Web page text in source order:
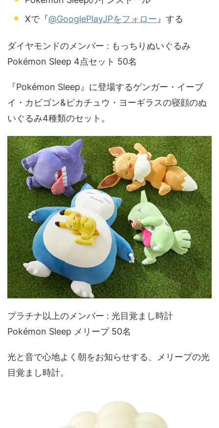
Xで『@GooglePlayJPをフォロー 』する
ダイヤモンドの​メンバー : もっちり​ぬいぐる​み
Pokémon Sleep 4点セット 50名
『Pokémon Sleep』に​登場する​ゲンガー・イーブ
イ・カビゴン&ピカチュウ・ヨーギラスの​寝顔の​ぬ
いぐる​み4種類の​セット。
プラチナ以上の​メンバー : 光目覚まし時計
Pokémon Sleep メリープ 50名
光と​音で​心地よく​朝を​お知らせする、​メリープの​光
目覚まし時計。